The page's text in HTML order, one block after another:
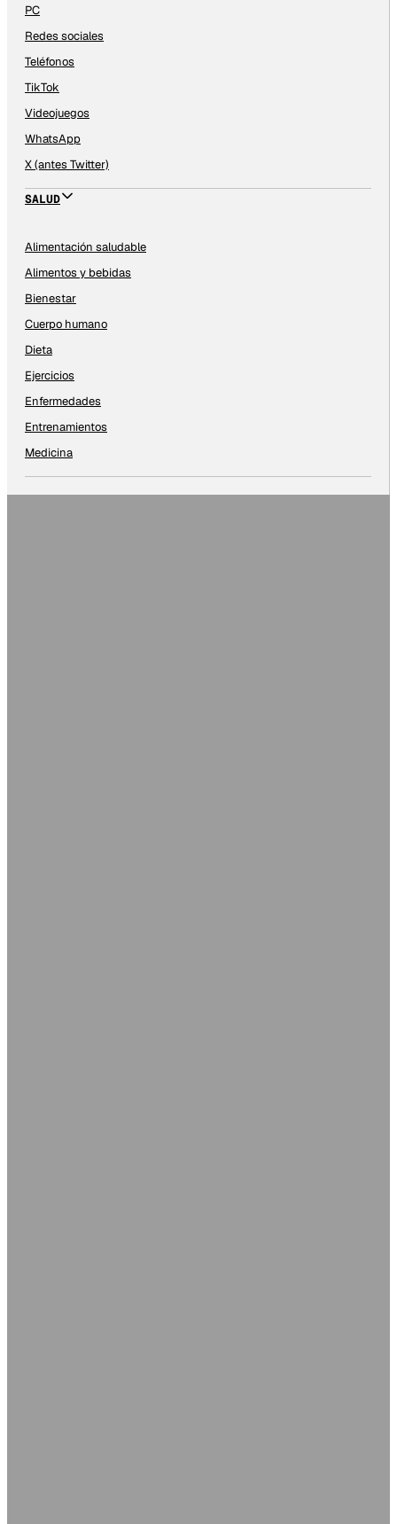
PC
Redes sociales
Teléfonos
TikTok
Videojuegos
WhatsApp
X (antes Twitter)
SALUD
Alimentación saludable
Alimentos y bebidas
Bienestar
Cuerpo humano
Dieta
Ejercicios
Enfermedades
Entrenamientos
Medicina